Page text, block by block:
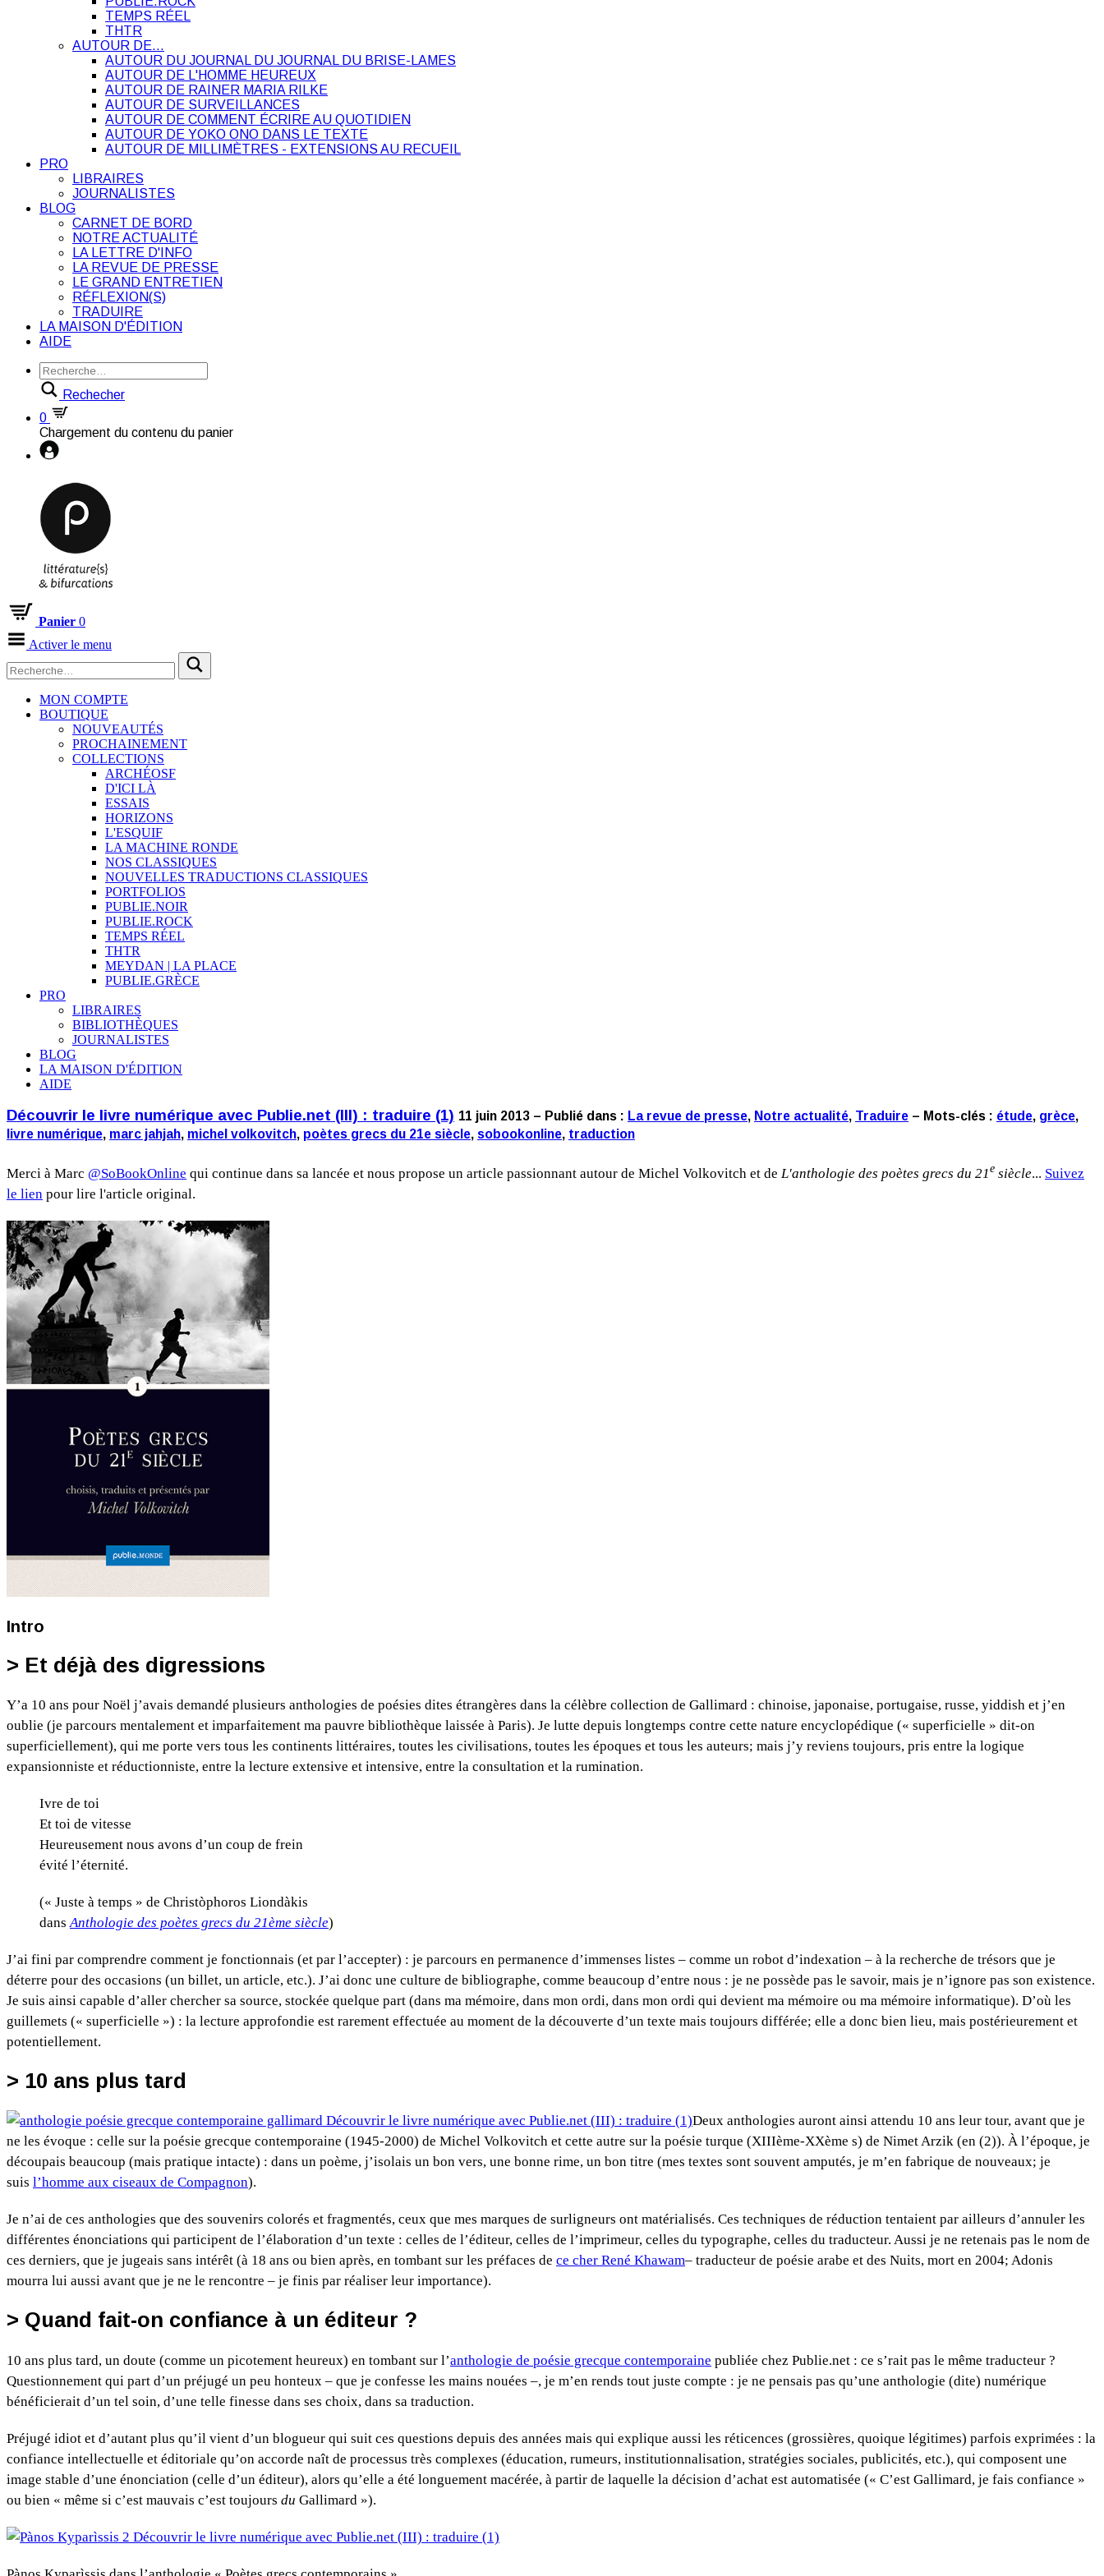
TEMPS RÉEL
THTR
AUTOUR DE…
AUTOUR DU JOURNAL DU JOURNAL DU BRISE-LAMES
AUTOUR DE L'HOMME HEUREUX
AUTOUR DE RAINER MARIA RILKE
AUTOUR DE SURVEILLANCES
AUTOUR DE COMMENT ÉCRIRE AU QUOTIDIEN
AUTOUR DE YOKO ONO DANS LE TEXTE
AUTOUR DE MILLIMÈTRES - EXTENSIONS AU RECUEIL
PRO
LIBRAIRES
JOURNALISTES
BLOG
CARNET DE BORD
NOTRE ACTUALITÉ
LA LETTRE D'INFO
LA REVUE DE PRESSE
LE GRAND ENTRETIEN
RÉFLEXION(S)
TRADUIRE
LA MAISON D'ÉDITION
AIDE
Rechecher
0
Chargement du contenu du panier
Panier 0
Activer le menu
MON COMPTE
BOUTIQUE
NOUVEAUTÉS
PROCHAINEMENT
COLLECTIONS
ARCHÉOSF
D'ICI LÀ
ESSAIS
HORIZONS
L'ESQUIF
LA MACHINE RONDE
NOS CLASSIQUES
NOUVELLES TRADUCTIONS CLASSIQUES
PORTFOLIOS
PUBLIE.NOIR
PUBLIE.ROCK
TEMPS RÉEL
THTR
MEYDAN | LA PLACE
PUBLIE.GRÈCE
PRO
LIBRAIRES
BIBLIOTHÈQUES
JOURNALISTES
BLOG
LA MAISON D'ÉDITION
AIDE
Découvrir le livre numérique avec Publie.net (III) : traduire (1) 11 juin 2013 – Publié dans : La revue de presse, Notre actualité, Traduire – Mots-clés : étude, grèce,
livre numérique, marc jahjah, michel volkovitch, poètes grecs du 21e siècle, sobookonline, traduction
Merci à Marc @SoBookOnline qui continue dans sa lancée et nous propose un article passionnant autour de Michel Volkovitch et de L'anthologie des poètes grecs du 21e siècle... Suivez
le lien pour lire l'article original.
Intro
> Et déjà des digressions
Y’a 10 ans pour Noël j’avais demandé plusieurs anthologies de poésies dites étrangères dans la célèbre collection de Gallimard : chinoise, japonaise, portugaise, russe, yiddish et j’en
oublie (je parcours mentalement et imparfaitement ma pauvre bibliothèque laissée à Paris). Je lutte depuis longtemps contre cette nature encyclopédique (« superficielle » dit-on
superficiellement), qui me porte vers tous les continents littéraires, toutes les civilisations, toutes les époques et tous les auteurs; mais j’y reviens toujours, pris entre la logique
expansionniste et réductionniste, entre la lecture extensive et intensive, entre la consultation et la rumination.
Ivre de toi
Et toi de vitesse
Heureusement nous avons d’un coup de frein
évité l’éternité.
(« Juste à temps » de Christòphoros Liondàkis
dansAnthologie des poètes grecs du 21ème siècle)
J’ai fini par comprendre comment je fonctionnais (et par l’accepter) : je parcours en permanence d’immenses listes – comme un robot d’indexation – à la recherche de trésors que je
déterre pour des occasions (un billet, un article, etc.). J’ai donc une culture de bibliographe, comme beaucoup d’entre nous : je ne possède pas le savoir, mais je n’ignore pas son existence.
Je suis ainsi capable d’aller chercher sa source, stockée quelque part (dans ma mémoire, dans mon ordi, dans mon ordi qui devient ma mémoire ou ma mémoire informatique). D’où les
guillemets (« superficielle ») : la lecture approfondie est rarement effectuée au moment de la découverte d’un texte mais toujours différée; elle a donc bien lieu, mais postérieurement et
potentiellement.
> 10 ans plus tard
Deux anthologies auront ainsi attendu 10 ans leur tour, avant que je
ne les évoque : celle sur la poésie grecque contemporaine (1945-2000) de Michel Volkovitch et cette autre sur la poésie turque (XIIIème-XXème s) de Nimet Arzik (en (2)). À l’époque, je
découpais beaucoup (mais pratique intacte) : dans un poème, j’isolais un bon vers, une bonne rime, un bon titre (mes textes sont souvent amputés, je m’en fabrique de nouveaux; je
suis l’homme aux ciseaux de Compagnon).
Je n’ai de ces anthologies que des souvenirs colorés et fragmentés, ceux que mes marques de surligneurs ont matérialisés. Ces techniques de réduction tentaient par ailleurs d’annuler les
différentes énonciations qui participent de l’élaboration d’un texte : celles de l’éditeur, celles de l’imprimeur, celles du typographe, celles du traducteur. Aussi je ne retenais pas le nom de
ces derniers, que je jugeais sans intérêt (à 18 ans ou bien après, en tombant sur les préfaces de ce cher René Khawam– traducteur de poésie arabe et des Nuits, mort en 2004; Adonis
mourra lui aussi avant que je ne le rencontre – je finis par réaliser leur importance).
> Quand fait-on confiance à un éditeur ?
10 ans plus tard, un doute (comme un picotement heureux) en tombant sur l’anthologie de poésie grecque contemporaine publiée chez Publie.net : ce s’rait pas le même traducteur ?
Questionnement qui part d’un préjugé un peu honteux – que je confesse les mains nouées –, je m’en rends tout juste compte : je ne pensais pas qu’une anthologie (dite) numérique
bénéficierait d’un tel soin, d’une telle finesse dans ses choix, dans sa traduction.
Préjugé idiot et d’autant plus qu’il vient d’un blogueur qui suit ces questions depuis des années mais qui explique aussi les réticences (grossières, quoique légitimes) parfois exprimées : la
confiance intellectuelle et éditoriale qu’on accorde naît de processus très complexes (éducation, rumeurs, institutionnalisation, stratégies sociales, publicités, etc.), qui composent une
image stable d’une énonciation (celle d’un éditeur), alors qu’elle a été longuement macérée, à partir de laquelle la décision d’achat est automatisée (« C’est Gallimard, je fais confiance »
ou bien « même si c’est mauvais c’est toujours du Gallimard »).